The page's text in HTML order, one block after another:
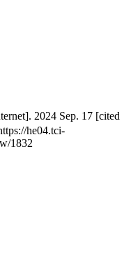
2024 Sep. 17 [cited
he04.tci-
1832